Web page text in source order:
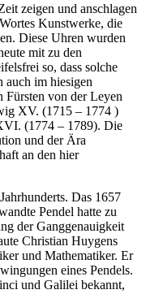
zeigen und anschlagen
Kunstwerke, die
Diese Uhren wurden
mit zu den
so, dass solche
auch im hiesigen
Fürsten von der Leyen
XV. (1715 – 1774 )
(1774 – 1789). Die
und der Ära
an den hier
Das 1657
Pendel hatte zu
der Gang­genauigkeit
Christian Huygens
und Mathematiker. Er
eines Pendels.
und Galilei bekannt,